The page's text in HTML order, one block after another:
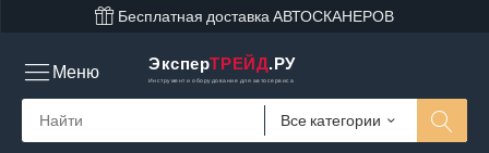
Бесплатная доставка АВТОСКАНЕРОВ
ЭксперТРЕЙД.РУ
Инструмент и оборудование для автосервиса
Все категории
Меню